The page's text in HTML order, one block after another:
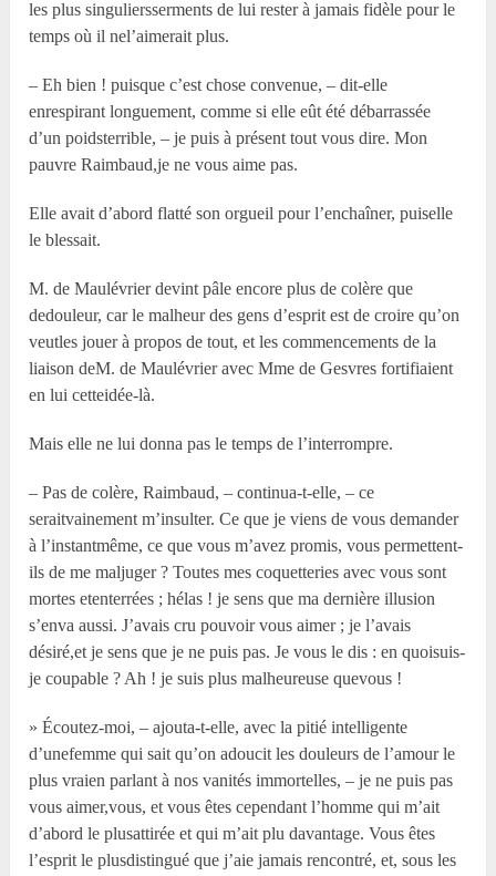
les plus singuliersserments de lui rester à jamais fidèle pour le
temps où il nel’aimerait plus.
– Eh bien ! puisque c’est chose convenue, – dit-elle
enrespirant longuement, comme si elle eût été débarrassée
d’un poidsterrible, – je puis à présent tout vous dire. Mon
pauvre Raimbaud,je ne vous aime pas.
Elle avait d’abord flatté son orgueil pour l’enchaîner, puiselle
le blessait.
M. de Maulévrier devint pâle encore plus de colère que
dedouleur, car le malheur des gens d’esprit est de croire qu’on
veutles jouer à propos de tout, et les commencements de la
liaison deM. de Maulévrier avec Mme de Gesvres fortifiaient
en lui cetteidée-là.
Mais elle ne lui donna pas le temps de l’interrompre.
– Pas de colère, Raimbaud, – continua-t-elle, – ce
seraitvainement m’insulter. Ce que je viens de vous demander
à l’instantmême, ce que vous m’avez promis, vous permettent-
ils de me maljuger ? Toutes mes coquetteries avec vous sont
mortes etenterrées ; hélas ! je sens que ma dernière illusion
s’enva aussi. J’avais cru pouvoir vous aimer ; je l’avais
désiré,et je sens que je ne puis pas. Je vous le dis : en quoisuis-
je coupable ? Ah ! je suis plus malheureuse quevous !
» Écoutez-moi, – ajouta-t-elle, avec la pitié intelligente
d’unefemme qui sait qu’on adoucit les douleurs de l’amour le
plus vraien parlant à nos vanités immortelles, – je ne puis pas
vous aimer,vous, et vous êtes cependant l’homme qui m’ait
d’abord le plusattirée et qui m’ait plu davantage. Vous êtes
l’esprit le plusdistingué que j’aie jamais rencontré, et, sous les